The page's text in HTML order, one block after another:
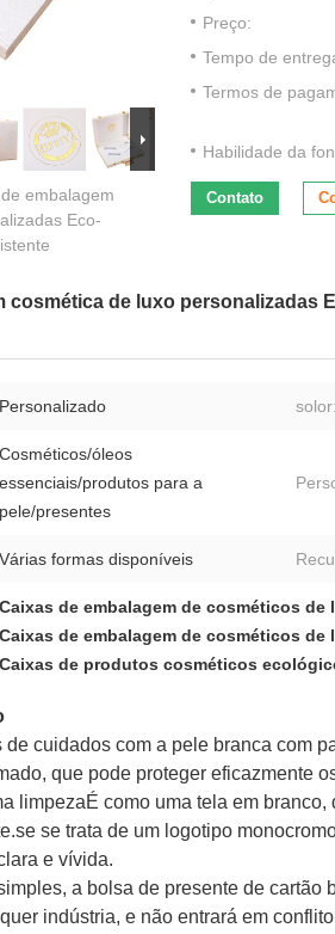
embalagem
Eco-
Preço:
Tempo de
Termos de
Habilidade da
Contato
cosmética de luxo personalizadas
Personalizado solor:
Cosméticos/óleos
essenciais/produtos para a
pele/presentes
Várias formas disponíveis
Caixas de embalagem de cosméticos de
Caixas de embalagem de cosméticos
Caixas de produtos cosméticos
de cuidados com a pele branca com
que pode proteger eficazmente
limpezaÉ como uma tela em
se trata de um logotipo
e vívida.
a bolsa de presente de cartão
indústria, e não entrará em